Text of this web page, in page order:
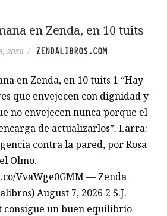
en Zenda, en 10 tuits
2026 / ZENDALIBROS.COM
en Zenda, en 10 tuits 1 “Hay
que envejecen con dignidad y
no envejecen nunca porque el
de actualizarlos”. Larra:
contra la pared, por Rosa
Olmo.
VvaWge0GMM — Zenda
August 7, 2026 2 S.J.
consigue un buen equilibrio